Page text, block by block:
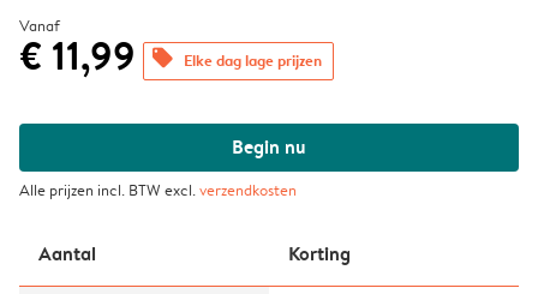
Vanaf
€ 11,99 offers Elke dag lage prijzen
Begin nu
Alle prijzen incl. BTW excl.verzendkosten
Aantal Korting